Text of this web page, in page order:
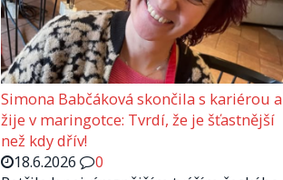
Simona Babčáková skončila s kariérou a
žije v maringotce: Tvrdí, že je šťastnější
než kdy dřív!
18.6.2026
0